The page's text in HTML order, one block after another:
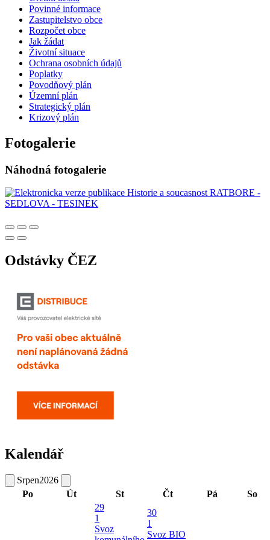
Povinné informace
Zastupitelstvo obce
Rozpočet obce
Jak žádat
Životní situace
Ochrana osobních údajů
Poplatky
Povodňový plán
Územní plán
Strategický plán
Krizový plán
Fotogalerie
Náhodná fotogalerie
Odstávky ČEZ
Kalendář
Srpen2026
Po
Út St Čt Pá So
29
1
Svoz
30
1
Svoz BIO